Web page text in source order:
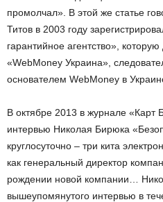
промолчал». В этой же статье
Титов в 2003 году
гарантийное агентство»,
«WebMoney Украина»,
основателем WebMoney в
В октябре 2013 в журнале
интервью Николая Бирюка
круглосуточно – три кита
как генеральный директор
рождении новой компании…
вышеупомянутого интервью в